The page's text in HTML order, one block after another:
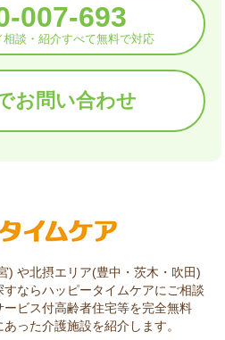
007-693
談・紹介すべて無料で対応
お問い合わせ
) や北摂エリア(豊中・茨木・吹田)
ならハッピータイムケアにご相談
ビス付高齢者住宅等を完全無料
った介護施設を紹介します。